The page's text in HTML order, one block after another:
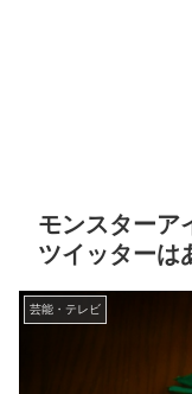
モンスターア
ツイッターは
芸能・テレビ